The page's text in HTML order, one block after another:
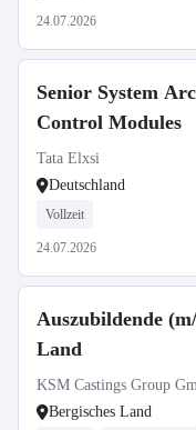
24.07.2026
Senior System
Control Modules
Tata Elxsi
Deutschland
Vollzeit
24.07.2026
Auszubildende
Land
KSM Castings Group
Bergisches Land